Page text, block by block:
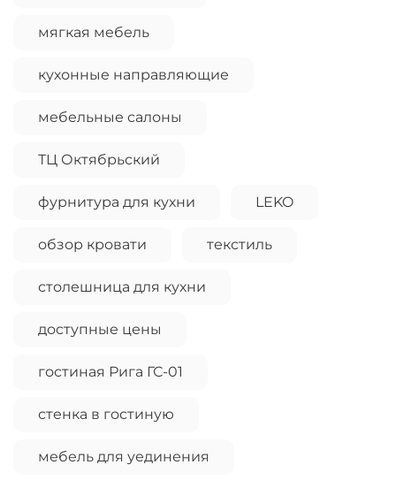
мягкая мебель
кухонные направляющие
мебельные салоны
ТЦ Октябрьский
фурнитура для кухни LEKO
обзор кровати текстиль
столешница для кухни
доступные цены
гостиная Рига ГС-01
стенка в гостиную
мебель для уединения